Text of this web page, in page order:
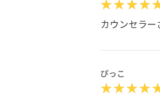
カウンセラ
ぴっこ